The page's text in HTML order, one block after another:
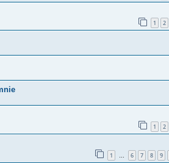
1 2
1 2
1 … 6 7 8 9